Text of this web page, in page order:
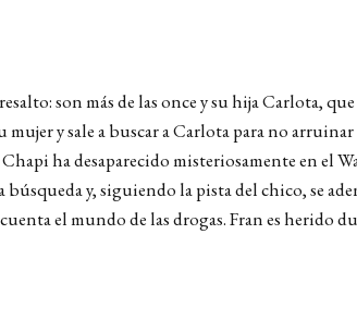
son más de las once y su hija Carlota,
mujer y sale a buscar a Carlota para no
ha desaparecido misteriosamente en el
y, siguiendo la pista del chico, se
el mundo de las drogas. Fran es herido